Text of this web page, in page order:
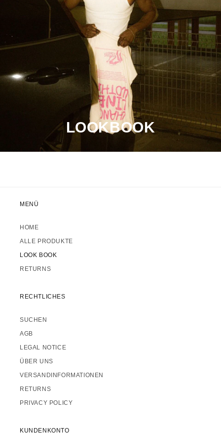
LOOKBOOK
MENÜ
HOME
ALLE PRODUKTE
LOOK BOOK
RETURNS
RECHTLICHES
SUCHEN
AGB
LEGAL NOTICE
ÜBER UNS
VERSANDINFORMATIONEN
RETURNS
PRIVACY POLICY
KUNDENKONTO